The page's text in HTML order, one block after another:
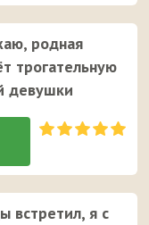
родная
трогательную
девушки
встретил, я с